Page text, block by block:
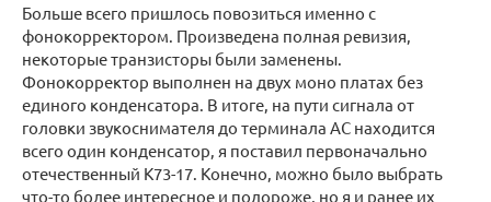
Больше всего пришлось повозиться именно с
фонокорректором. Произведена полная ревизия,
некоторые транзисторы были заменены.
Фонокорректор выполнен на двух моно платах без
единого конденсатора. В итоге, на пути сигнала от
головки звукоснимателя до терминала АС находится
всего один конденсатор, я поставил первоначально
отечественный К73-17. Конечно, можно было выбрать
что-то более интересное и подороже, но я и ранее их